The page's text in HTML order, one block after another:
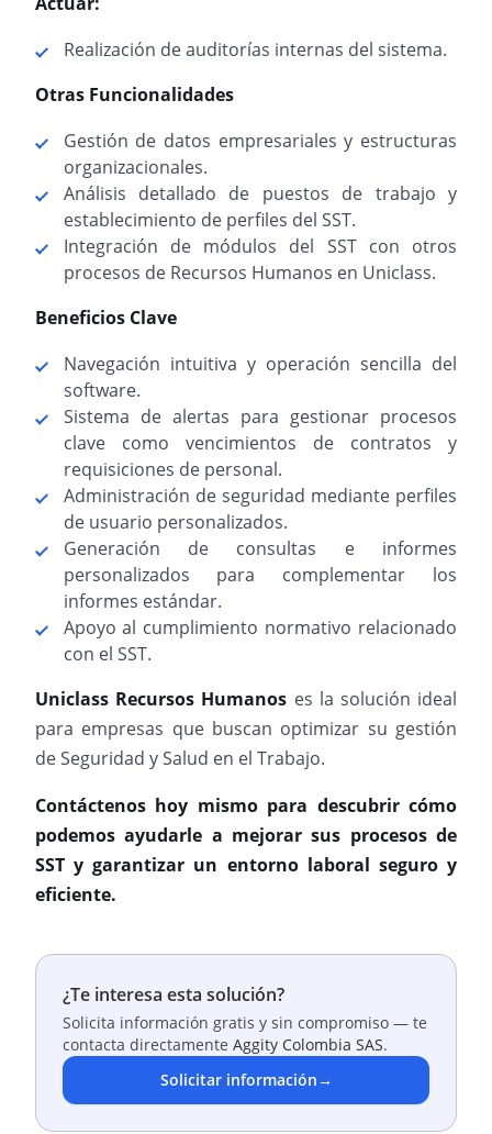
Realización de auditorías internas del sistema.
Otras Funcionalidades
Gestión de datos empresariales y estructuras
organizacionales.
Análisis detallado de puestos de trabajo y
establecimiento de perfiles del SST.
Integración de módulos del SST con otros
procesos de Recursos Humanos en Uniclass.
Beneficios Clave
Navegación intuitiva y operación sencilla del
software.
Sistema de alertas para gestionar procesos
clave como vencimientos de contratos y
requisiciones de personal.
Administración de seguridad mediante perfiles
de usuario personalizados.
Generación de consultas e informes
personalizados para complementar los
informes estándar.
Apoyo al cumplimiento normativo relacionado
con el SST.
Uniclass Recursos Humanos es la solución ideal
para empresas que buscan optimizar su gestión
de Seguridad y Salud en el Trabajo.
Contáctenos hoy mismo para descubrir cómo
podemos ayudarle a mejorar sus procesos de
SST y garantizar un entorno laboral seguro y
eficiente.
¿Te interesa esta solución?
Solicita información gratis y sin compromiso — te
contacta directamente Aggity Colombia SAS.
Solicitar información→